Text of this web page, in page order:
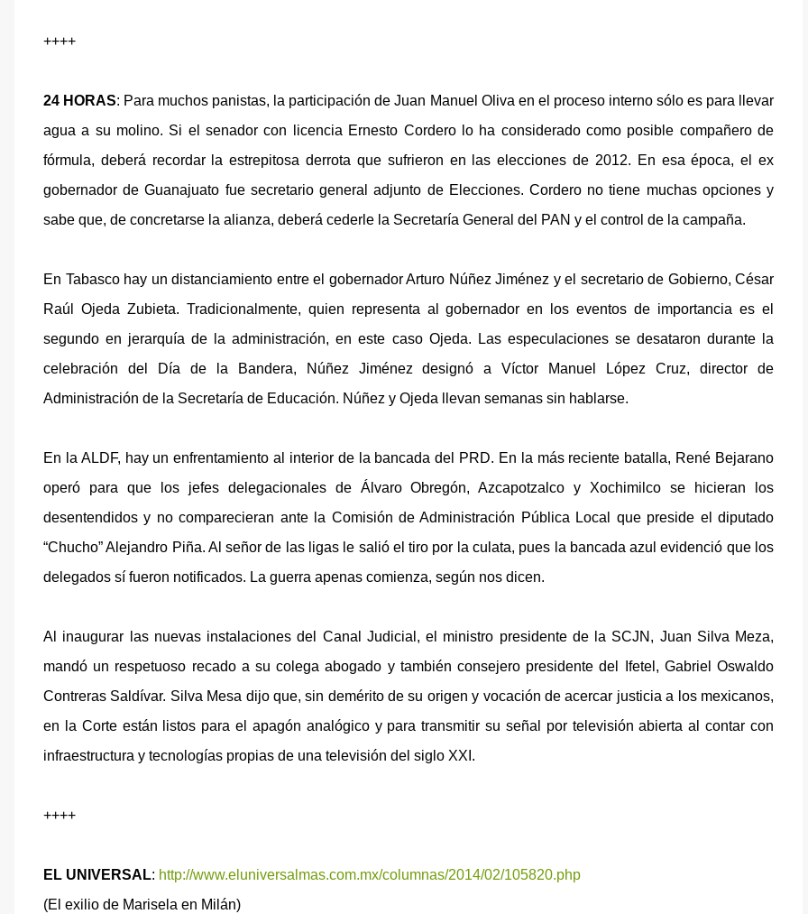
++++
24 HORAS: Para muchos panistas, la participación de Juan Manuel Oliva en el proceso interno sólo es para llevar
agua a su molino. Si el senador con licencia Ernesto Cordero lo ha considerado como posible compañero de
fórmula, deberá recordar la estrepitosa derrota que sufrieron en las elecciones de 2012. En esa época, el ex
gobernador de Guanajuato fue secretario general adjunto de Elecciones. Cordero no tiene muchas opciones y
sabe que, de concretarse la alianza, deberá cederle la Secretaría General del PAN y el control de la campaña.
En Tabasco hay un distanciamiento entre el gobernador Arturo Núñez Jiménez y el secretario de Gobierno, César
Raúl Ojeda Zubieta. Tradicionalmente, quien representa al gobernador en los eventos de importancia es el
segundo en jerarquía de la administración, en este caso Ojeda. Las especulaciones se desataron durante la
celebración del Día de la Bandera, Núñez Jiménez designó a Víctor Manuel López Cruz, director de
Administración de la Secretaría de Educación. Núñez y Ojeda llevan semanas sin hablarse.
En la ALDF, hay un enfrentamiento al interior de la bancada del PRD. En la más reciente batalla, René Bejarano
operó para que los jefes delegacionales de Álvaro Obregón, Azcapotzalco y Xochimilco se hicieran los
desentendidos y no comparecieran ante la Comisión de Administración Pública Local que preside el diputado
“Chucho” Alejandro Piña. Al señor de las ligas le salió el tiro por la culata, pues la bancada azul evidenció que los
delegados sí fueron notificados. La guerra apenas comienza, según nos dicen.
Al inaugurar las nuevas instalaciones del Canal Judicial, el ministro presidente de la SCJN, Juan Silva Meza,
mandó un respetuoso recado a su colega abogado y también consejero presidente del Ifetel, Gabriel Oswaldo
Contreras Saldívar. Silva Mesa dijo que, sin demérito de su origen y vocación de acercar justicia a los mexicanos,
en la Corte están listos para el apagón analógico y para transmitir su señal por televisión abierta al contar con
infraestructura y tecnologías propias de una televisión del siglo XXI.
++++
EL UNIVERSAL: http://www.eluniversalmas.com.mx/columnas/2014/02/105820.php
(El exilio de Marisela en Milán)